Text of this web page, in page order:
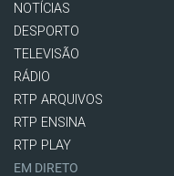
NOTÍCIAS
DESPORTO
TELEVISÃO
RÁDIO
RTP ARQUIVOS
RTP ENSINA
RTP PLAY
EM DIRETO